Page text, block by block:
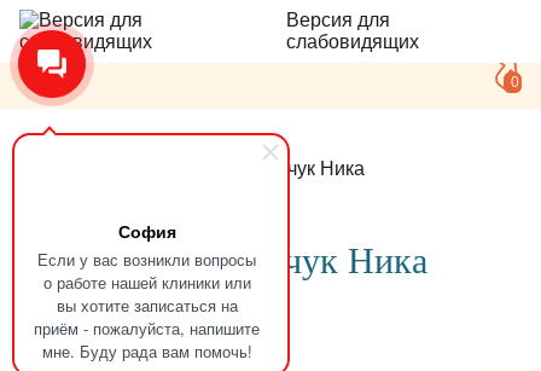
София
Если у вас возникли вопросы
о работе нашей клиники или
вы хотите записаться на
приём - пожалуйста, напишите
мне. Буду рада вам помочь!
Версия для
слабовидящих
0
Коломийчук Ника
ОтзывКоломийчук Ника
08.05.2022